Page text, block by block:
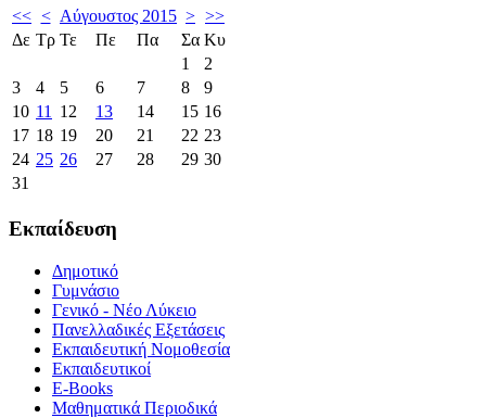
<< < Αύγουστος 2015 > >>
Δε Τρ Τε Πε Πα Σα Κυ
1
2
3
4 5 6 7 8
9
10 11 12 13 14 15 16
17 18 19 20 21 22 23
24 25 26 27 28 29 30
31
Εκπαίδευση
Δημοτικό
Γυμνάσιο
Γενικό - Νέο Λύκειο
Πανελλαδικές Εξετάσεις
Εκπαιδευτική Νομοθεσία
Εκπαιδευτικοί
E-Books
Μαθηματικά Περιοδικά